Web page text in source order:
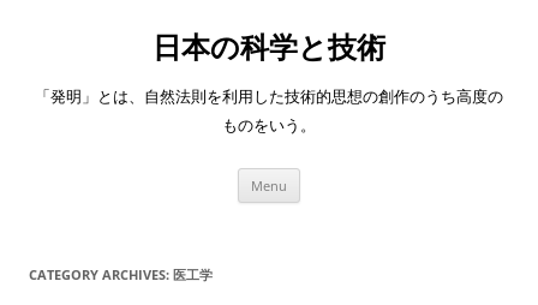
日本の科学と技術
「発明」とは、自然法則を利用した技術的思想の創作のうち高度の
ものをいう。
Menu
CATEGORY ARCHIVES: 医工学